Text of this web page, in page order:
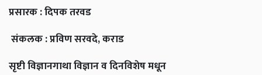
प्रसारक : दिपक तरवड
संकलक : प्रविण सरवदे, कराड
सृष्टी विज्ञानगाथा विज्ञान व दिनविशेष मधून